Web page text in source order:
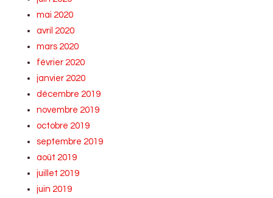
mai 2020
avril 2020
mars 2020
février 2020
janvier 2020
décembre 2019
novembre 2019
octobre 2019
septembre 2019
août 2019
juillet 2019
juin 2019